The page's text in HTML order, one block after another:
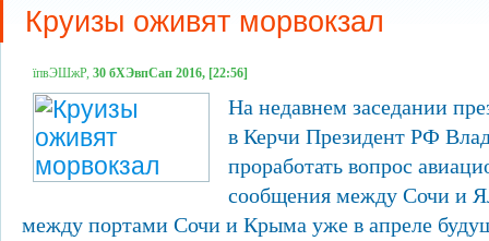
Круизы оживят морвокзал
їпвЭШжР, 30 бХЭвпСап 2016, [22:56]
На недавнем заседании
в Керчи Президент РФ
проработать вопрос
сообщения между Сочи и
между портами Сочи и Крыма уже в апреле